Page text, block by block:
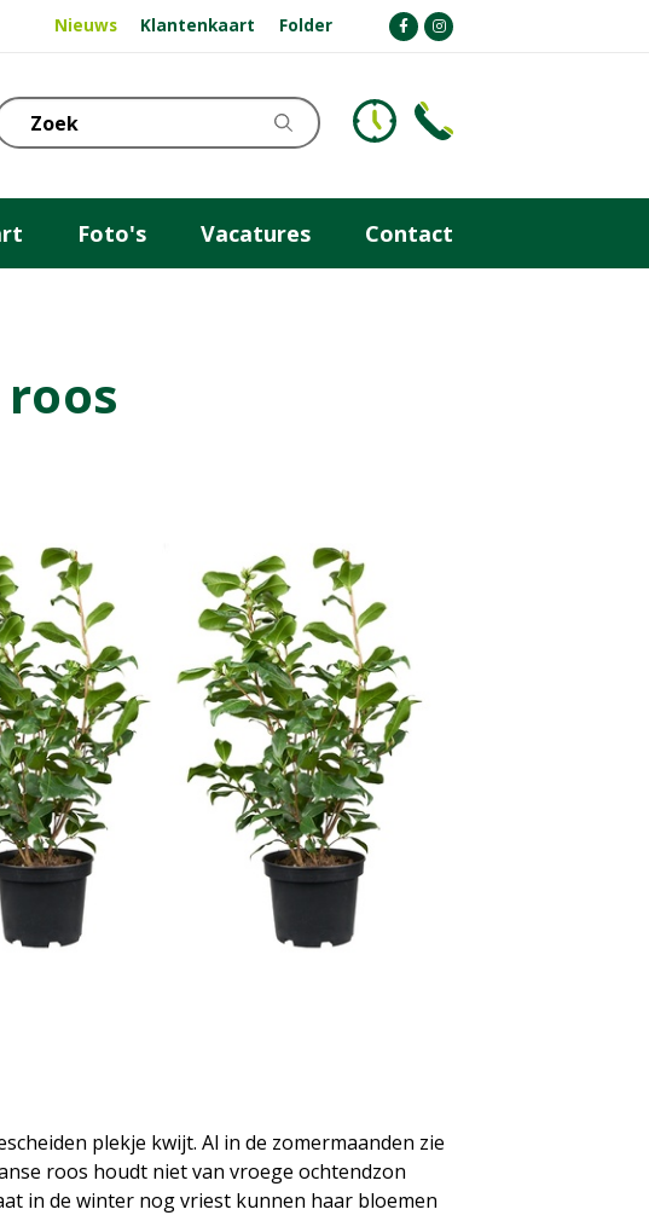
Nieuws Klantenkaart Folder
Foto's Vacatures Contact
plekje kwijt. Al in de zomermaanden zie
roos houdt niet van vroege ochtendzon
in de winter nog vriest kunnen haar bloemen